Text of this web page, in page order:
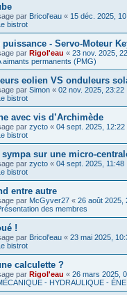
par Bricol'eau « 15 déc. 2025,
bistrot
- Servo-Moteur
par Rigol'eau « 23 nov. 2025,
aimants permanents (PMG)
eolien VS onduleurs
par Simon « 02 nov. 2025, 23:22
bistrot
avec vis d’Archimède
par zycto « 04 sept. 2025, 12:22
bistrot
sympa sur une micro-
par zycto « 04 sept. 2025, 11:48
bistrot
entre autre
par McGyver27 « 26 août 2025,
des membres
!
par Bricol'eau « 23 mai 2025,
bistrot
calculette ?
par Rigol'eau « 26 mars 2025,
- HYDRAULIQUE -